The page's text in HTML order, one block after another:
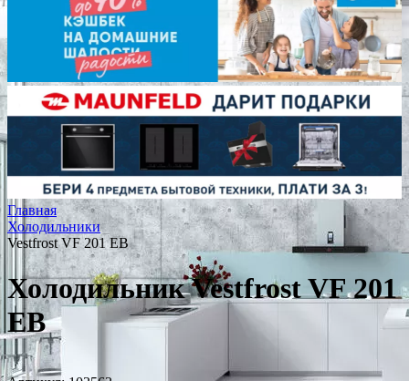
Главная
Холодильники
Vestfrost VF 201 EB
Холодильник Vestfrost VF 201
EB